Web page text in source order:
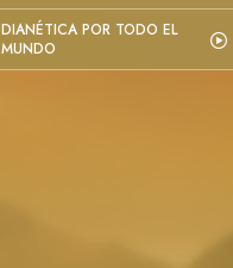
DIANÉTICA POR TODO EL
MUNDO